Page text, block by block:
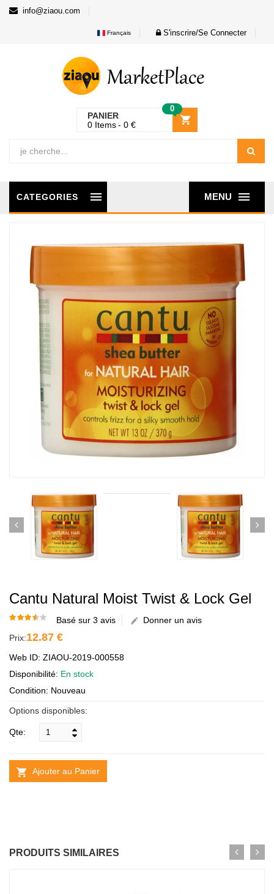
info@ziaou.com
Français S'inscrire/Se Connecter
PANIER
0
0 Items 0 €
MENU
CATEGORIES
Cantu Natural Moist Twist & Lock Gel
Basé sur 3 avis
Donner un avis
Prix:12.87 €
Web ID: ZIAOU-2019-000558
Disponibilité: En stock
Condition: Nouveau
Options disponibles:
Qte:
Ajouter au Panier
PRODUITS SIMILAIRES